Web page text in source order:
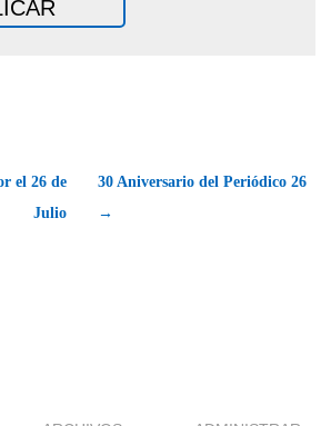
el 26 de
Julio
30 Aniversario del Periódico 26
→